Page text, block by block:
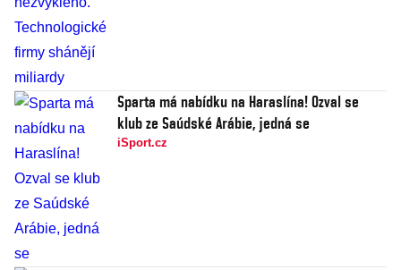
Sparta má nabídku na Haraslína! Ozval se
klub ze Saúdské Arábie, jedná se
iSport.cz